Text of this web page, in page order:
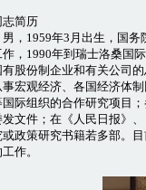
志简历
1959年3月出生，国务
，1990年到瑞士洛桑国
股份制企业和有关公司
观经济、各国经济体制
际组织的合作研究项目
文件；在《人民日报》
政策研究书籍若多部。
作。